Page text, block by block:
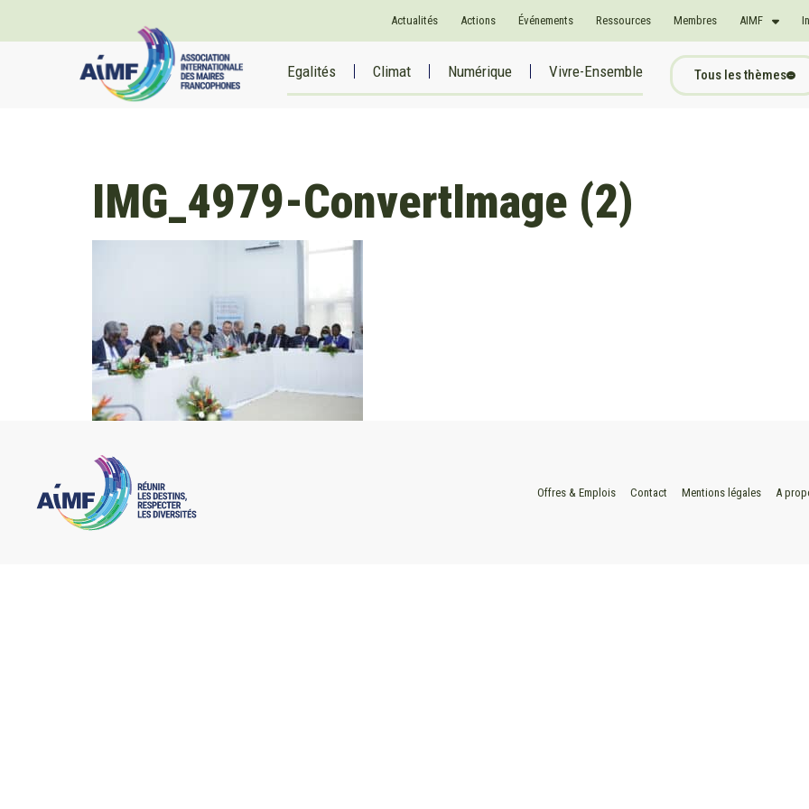
Actualités Actions Événements Ressources Membres AIMF
Egalités Climat Numérique Vivre-Ensemble Tous les thèmes
IMG_4979-ConvertImage (2)
Offres & Emplois Contact Mentions légales A